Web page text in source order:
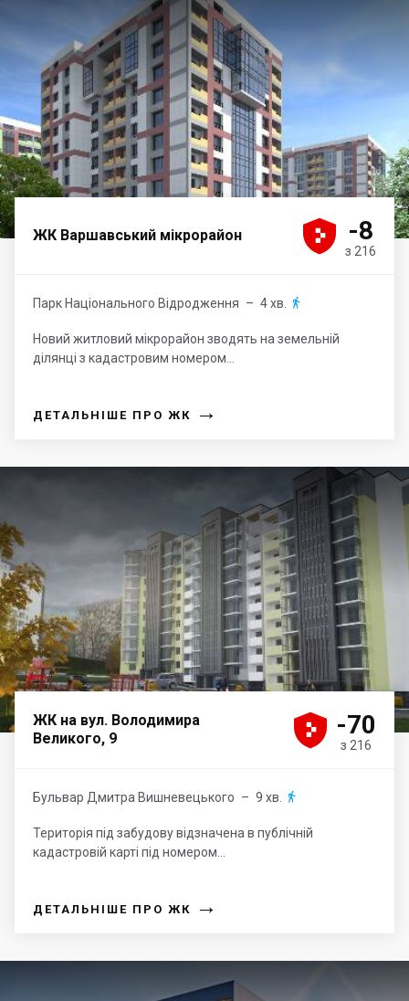
ЖК Варшавський мікрорайон 



 -8
з 216
Парк Національного Відродження – 4 хв. 
Новий житловий мікрорайон зводять на земельній
ділянці з кадастровим номером...
ДЕТАЛЬНІШЕ ПРО ЖК →
ЖК на вул. Володимира
Великого, 9




 -70
з 216
Бульвар Дмитра Вишневецького – 9 хв. 
Територія під забудову відзначена в публічній
кадастровій карті під номером...
ДЕТАЛЬНІШЕ ПРО ЖК →